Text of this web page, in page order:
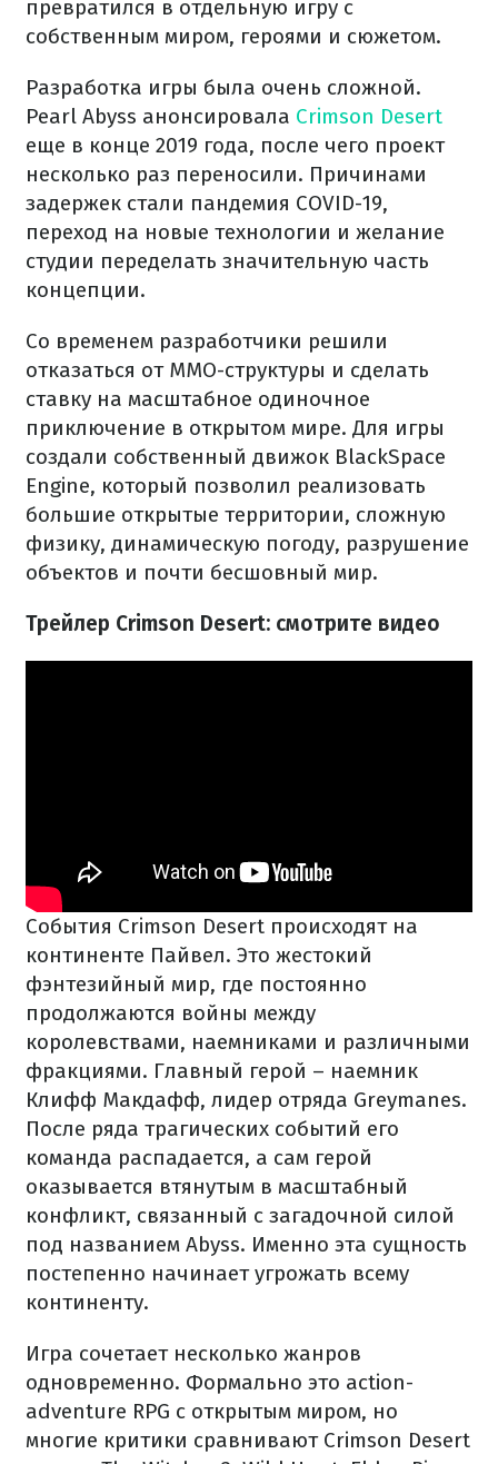
превратился в отдельную игру с
собственным миром, героями и сюжетом.
Разработка игры была очень сложной.
Pearl Abyss анонсировала Crimson Desert
еще в конце 2019 года, после чего проект
несколько раз переносили. Причинами
задержек стали пандемия COVID-19,
переход на новые технологии и желание
студии переделать значительную часть
концепции.
Со временем разработчики решили
отказаться от MMO-структуры и сделать
ставку на масштабное одиночное
приключение в открытом мире. Для игры
создали собственный движок BlackSpace
Engine, который позволил реализовать
большие открытые территории, сложную
физику, динамическую погоду, разрушение
объектов и почти бесшовный мир.
Трейлер Crimson Desert: смотрите видео
События Crimson Desert происходят на
континенте Пайвел. Это жестокий
фэнтезийный мир, где постоянно
продолжаются войны между
королевствами, наемниками и различными
фракциями. Главный герой – наемник
Клифф Макдафф, лидер отряда Greymanes.
После ряда трагических событий его
команда распадается, а сам герой
оказывается втянутым в масштабный
конфликт, связанный с загадочной силой
под названием Abyss. Именно эта сущность
постепенно начинает угрожать всему
континенту.
Игра сочетает несколько жанров
одновременно. Формально это action-
adventure RPG с открытым миром, но
многие критики сравнивают Crimson Desert